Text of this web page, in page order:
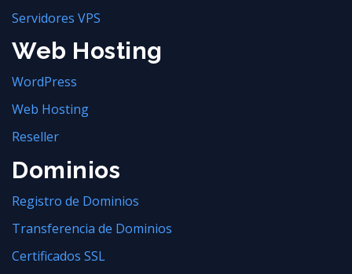
Servidores VPS
Web Hosting
WordPress
Web Hosting
Reseller
Dominios
Registro de Dominios
Transferencia de Dominios
Certificados SSL